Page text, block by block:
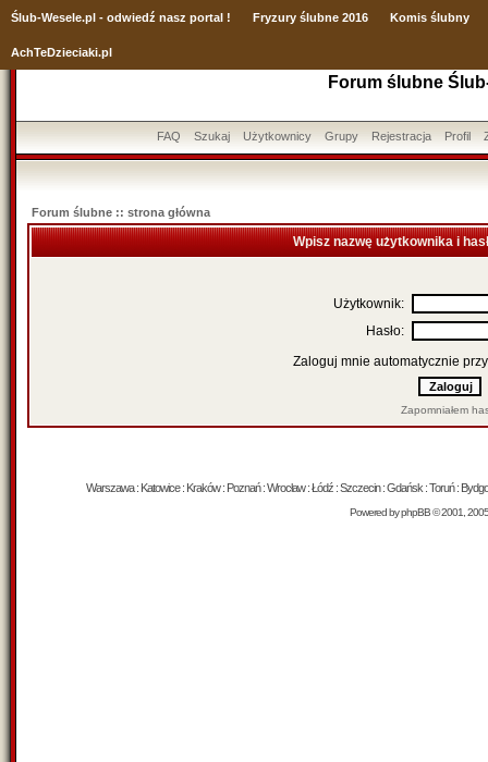
Ślub-Wesele.pl - odwiedź nasz portal ! Fryzury ślubne 2016 Komis ślubny
AchTeDzieciaki.pl
Forum ślubne
FAQ Szukaj Użytkownicy Grupy Rejestracja Profil
Forum ślubne :: strona główna
Wpisz nazwę użytkownika i
Użytkownik:
Hasło:
Zaloguj mnie automatycznie
Zapomniałem
Warszawa : Katowice : Kraków : Poznań : Wrocław : Łódź : Szczecin : Gdańsk : Toruń :
Powered byphpBB© 2001,